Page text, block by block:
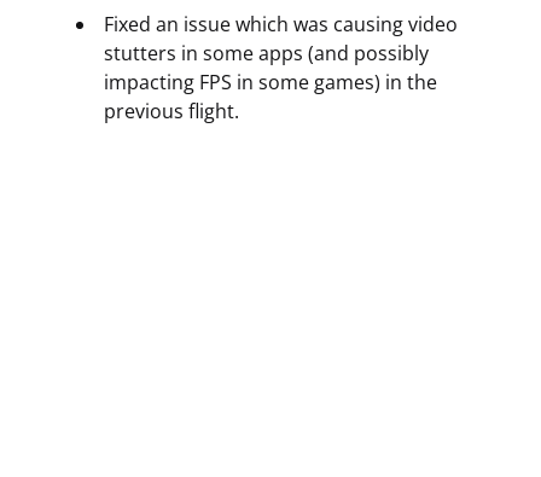
Fixed an issue which was causing video
stutters in some apps (and possibly
impacting FPS in some games) in the
previous flight.